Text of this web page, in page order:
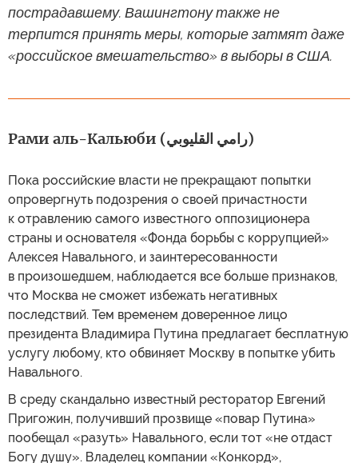
пострадавшему. Вашингтону также не
терпится принять меры, которые затмят даже
«российское вмешательство» в выборы в США.
Рами аль-Кальюби (رامي القليوبي)
Пока российские власти не прекращают попытки
опровергнуть подозрения о своей причастности
к отравлению самого известного оппозиционера
страны и основателя «Фонда борьбы с коррупцией»
Алексея Навального, и заинтересованности
в произошедшем, наблюдается все больше признаков,
что Москва не сможет избежать негативных
последствий. Тем временем доверенное лицо
президента Владимира Путина предлагает бесплатную
услугу любому, кто обвиняет Москву в попытке убить
Навального.
В среду скандально известный ресторатор Евгений
Пригожин, получивший прозвище «повар Путина»
пообещал «разуть» Навального, если тот «не отдаст
Богу душу». Владелец компании «Конкорд»,